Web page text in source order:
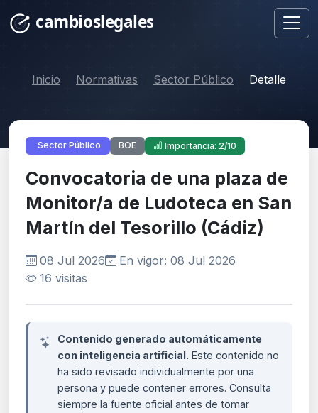
Inicio Normativas Sector Público Detalle
Sector Público BOE Importancia: 2/10
Convocatoria de una plaza de
Monitor/a de Ludoteca en San
Martín del Tesorillo (Cádiz)
08 Jul 2026
En vigor: 08 Jul 2026
16 visitas
Contenido generado automáticamente
con inteligencia artificial. Este contenido no
ha sido revisado individualmente por una
persona y puede contener errores. Consulta
siempre la fuente oficial antes de tomar